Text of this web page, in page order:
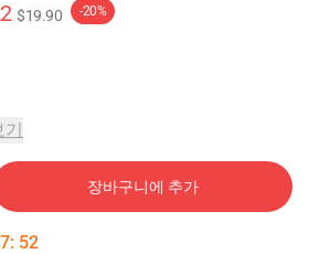
$19.90 -20%
기
장바구니에 추가
: 52